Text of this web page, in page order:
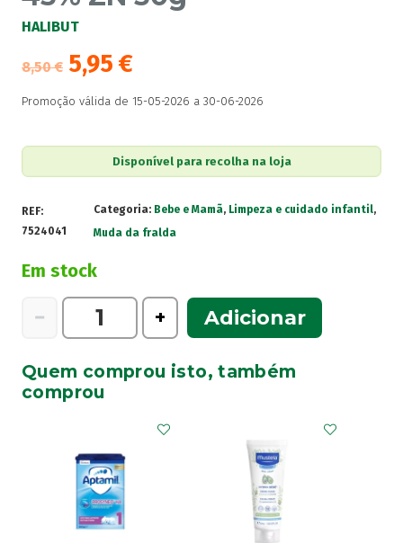
HALIBUT
8,50€ 5,95 €
Promoção válida de 15-05-2026 a 30-06-2026
Disponível para recolha na loja
REF:
7524041
Categoria: Bebe e Mamã, Limpeza e cuidado infantil,
Muda da fralda
Em stock
−
Quantidade
Muda
Fraldas
+ Adicionar
Quem comprou isto, também
comprou